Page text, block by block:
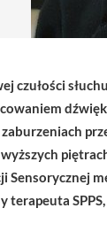
czułości